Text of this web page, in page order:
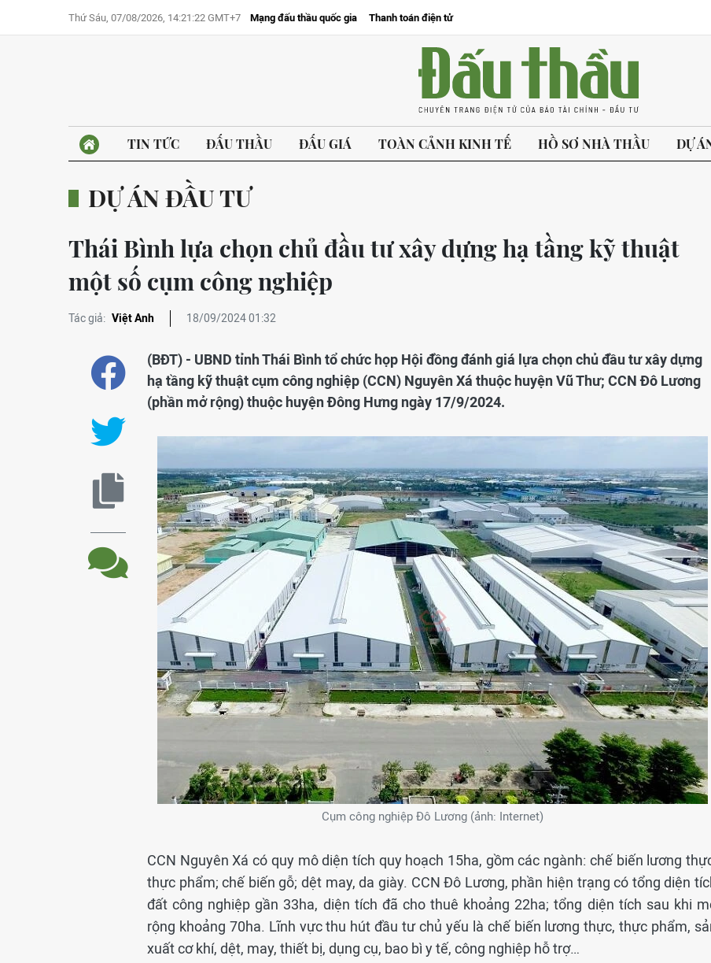
Thứ Sáu, 07/08/2026, 14:21:22 GMT+7 Mạng đấu thầu quốc gia Thanh toán điện tử
TIN TỨC ĐẤU THẦU ĐẤU GIÁ TOÀN CẢNH KINH TẾ HỒ SƠ NHÀ THẦU DỰ
DỰ ÁN ĐẦU TƯ
Thái Bình lựa chọn chủ đầu tư xây dựng hạ tầng kỹ thuật
một số cụm công nghiệp
Tác giả: Việt Anh 18/09/2024 01:32
(BĐT) - UBND tỉnh Thái Bình tổ chức họp Hội đồng đánh giá lựa chọn chủ đầu tư xây dựng
hạ tầng kỹ thuật cụm công nghiệp (CCN) Nguyên Xá thuộc huyện Vũ Thư; CCN Đô Lương
(phần mở rộng) thuộc huyện Đông Hưng ngày 17/9/2024.
Cụm công nghiệp Đô Lương (ảnh: Internet)
CCN Nguyên Xá có quy mô diện tích quy hoạch 15ha, gồm các ngành: chế biến lương
thực phẩm; chế biến gỗ; dệt may, da giày. CCN Đô Lương, phần hiện trạng có tổng diện
đất công nghiệp gần 33ha, diện tích đã cho thuê khoảng 22ha; tổng diện tích sau khi
rộng khoảng 70ha. Lĩnh vực thu hút đầu tư chủ yếu là chế biến lương thực, thực phẩm,
xuất cơ khí, dệt, may, thiết bị, dụng cụ, bao bì y tế, công nghiệp hỗ trợ…